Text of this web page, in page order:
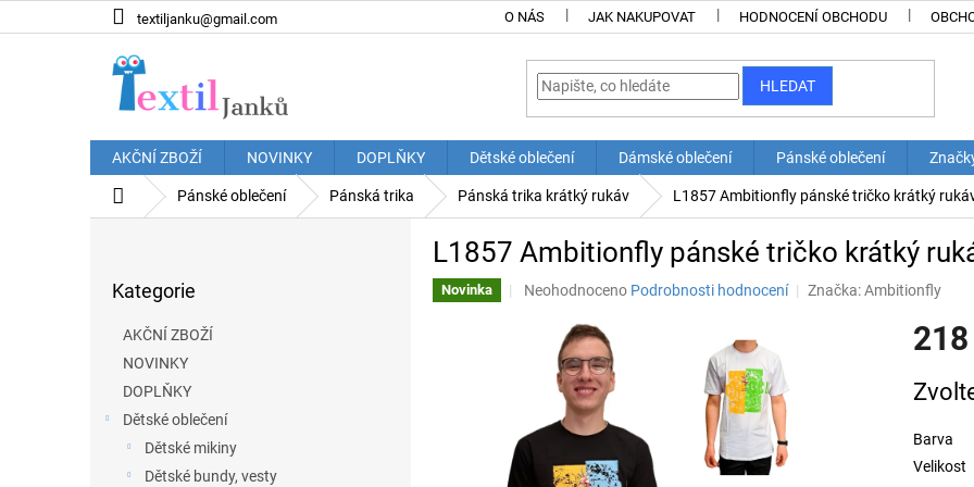
na
textiljanku@gmail.com O NÁS JAK NAKUPOVAT HODNOCENÍ OBCHODU
HLEDAT
AKČNÍ ZBOŽÍ NOVINKY DOPLŇKY Dětské oblečení Dámské oblečení Pánské oblečení
Domů Pánské oblečení Pánská trika Pánská trika krátký rukáv L1857 Ambitionfly pánské tričko krátký
kategorie
Kategorie
AKČNÍ ZBOŽÍ
NOVINKY
DOPLŇKY
Dětské oblečení
Dětské mikiny
Dětské bundy, vesty
L1857 Ambitionfly pánské tričko krátký
Novinka
Průměrné
produktu
hvězdiček.
Neohodnoceno Podrobnosti hodnocení Značka:Ambitionfly
cena:
Barva
Velikost